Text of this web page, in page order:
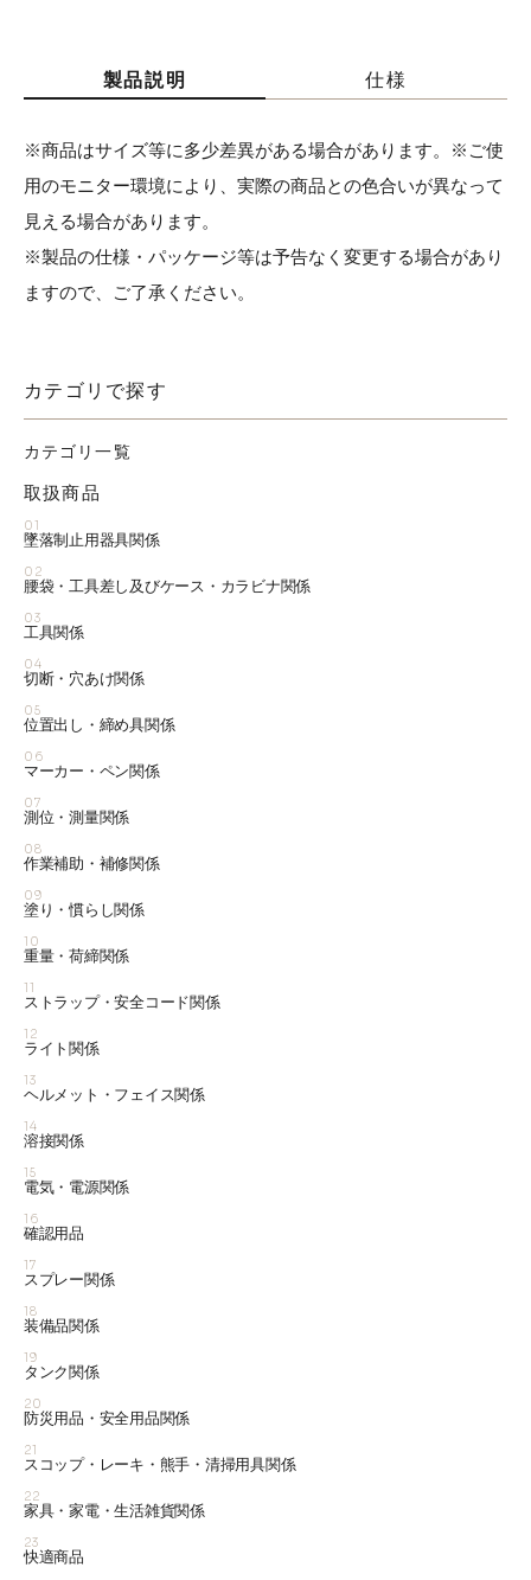
製品説明 仕様
※商品はサイズ等に多少差異がある場合があります。※ご使
用のモニター環境により、実際の商品との色合いが異なって
見える場合があります。
※製品の仕様・パッケージ等は予告なく変更する場合があり
ますので、ご了承ください。
カテゴリで探す
カテゴリ一覧
取扱商品
01
墜落制止用器具関係
02
腰袋・工具差し及びケース・カラビナ関係
03
工具関係
04
切断・穴あけ関係
05
位置出し・締め具関係
06
マーカー・ペン関係
07
測位・測量関係
08
作業補助・補修関係
09
塗り・慣らし関係
10
重量・荷締関係
11
ストラップ・安全コード関係
12
ライト関係
13
ヘルメット・フェイス関係
14
溶接関係
15
電気・電源関係
16
確認用品
17
スプレー関係
18
装備品関係
19
タンク関係
20
防災用品・安全用品関係
21
スコップ・レーキ・熊手・清掃用具関係
22
家具・家電・生活雑貨関係
23
快適商品